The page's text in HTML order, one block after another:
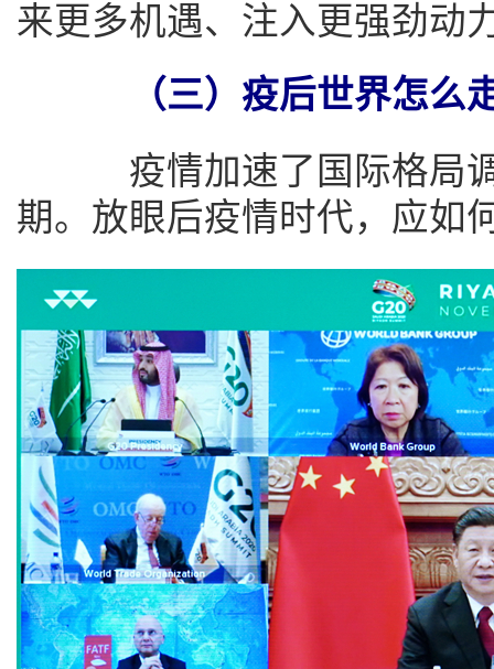
来更多机遇、注入更强劲动
（三）疫后世界怎么
疫情加速了国际格局调
期。放眼后疫情时代，应如